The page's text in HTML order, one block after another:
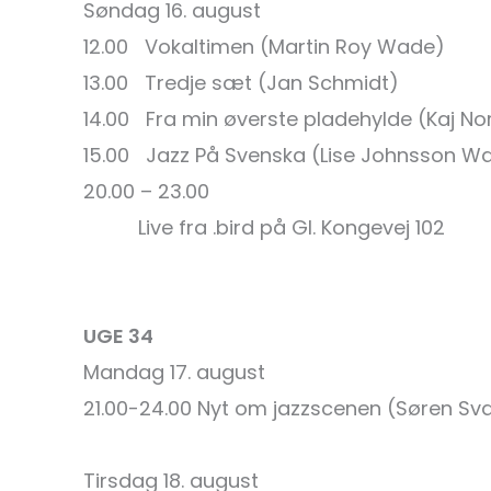
Søndag 16. august
12.00 Vokaltimen (Martin Roy Wade)
13.00 Tredje sæt (Jan Schmidt)
14.00 Fra min øverste pladehylde (Kaj
15.00 Jazz På Svenska (Lise Johnsson
20.00 – 23.00
Live fra .bird på Gl. Kongevej 102
UGE 34
Mandag 17. august
21.00-24.00 Nyt om jazzscenen (Søren
Tirsdag 18. august